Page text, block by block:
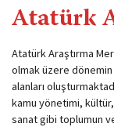
Atatürk
Atatürk Araştırma
olmak üzere
alanları
kamu yönetimi,
sanat gibi toplumun